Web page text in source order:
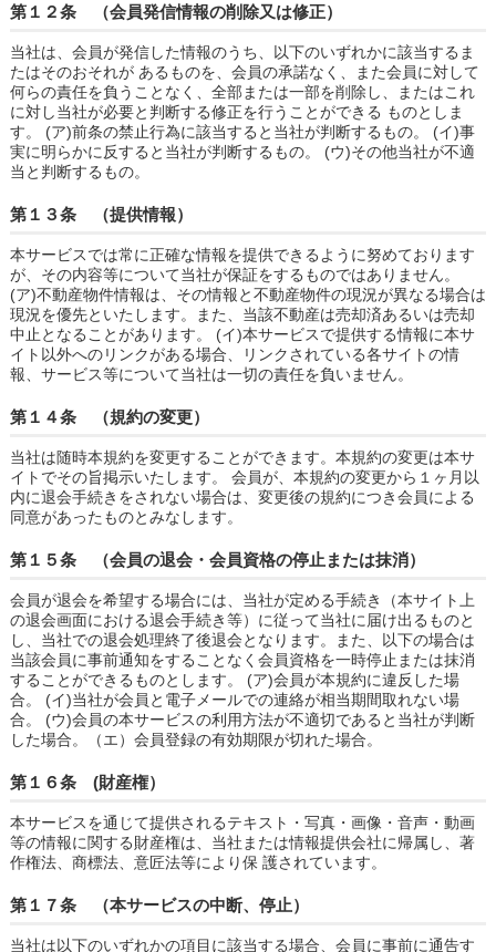
第１２条 （会員発信情報の削除又は修正）
当社は、会員が発信した情報のうち、以下のいずれかに該当するま
たはそのおそれが あるものを、会員の承諾なく、また会員に対して
何らの責任を負うことなく、全部または一部を削除し、またはこれ
に対し当社が必要と判断する修正を行うことができる ものとしま
す。 (ア)前条の禁止行為に該当すると当社が判断するもの。 (イ)事
実に明らかに反すると当社が判断するもの。 (ウ)その他当社が不適
当と判断するもの。
第１３条 （提供情報）
本サービスでは常に正確な情報を提供できるように努めております
が、その内容等について当社が保証をするものではありません。
(ア)不動産物件情報は、その情報と不動産物件の現況が異なる場合は
現況を優先といたします。また、当該不動産は売却済あるいは売却
中止となることがあります。 (イ)本サービスで提供する情報に本サ
イト以外へのリンクがある場合、リンクされている各サイトの情
報、サービス等について当社は一切の責任を負いません。
第１４条 （規約の変更）
当社は随時本規約を変更することができます。本規約の変更は本サ
イトでその旨掲示いたします。 会員が、本規約の変更から１ヶ月以
内に退会手続きをされない場合は、変更後の規約につき会員による
同意があったものとみなします。
第１５条 （会員の退会・会員資格の停止または抹消）
会員が退会を希望する場合には、当社が定める手続き（本サイト上
の退会画面における退会手続き等）に従って当社に届け出るものと
し、当社での退会処理終了後退会となります。また、以下の場合は
当該会員に事前通知をすることなく会員資格を一時停止または抹消
することができるものとします。 (ア)会員が本規約に違反した場
合。 (イ)当社が会員と電子メールでの連絡が相当期間取れない場
合。 (ウ)会員の本サービスの利用方法が不適切であると当社が判断
した場合。（エ）会員登録の有効期限が切れた場合。
第１６条 (財産権）
本サービスを通じて提供されるテキスト・写真・画像・音声・動画
等の情報に関する財産権は、当社または情報提供会社に帰属し、著
作権法、商標法、意匠法等により保 護されています。
第１７条 （本サービスの中断、停止）
当社は以下のいずれかの項目に該当する場合、会員に事前に通告す